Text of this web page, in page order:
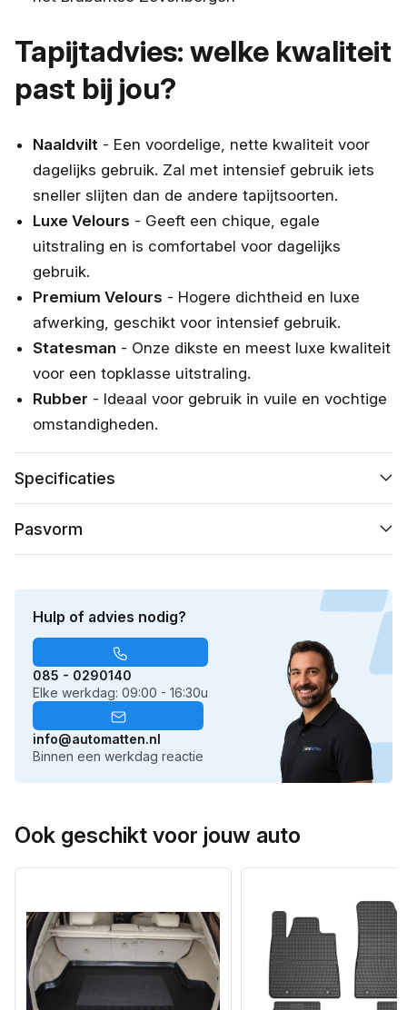
Tapijtadvies: welke kwaliteit
past bij jou?
Naaldvilt - Een voordelige, nette kwaliteit voor
dagelijks gebruik. Zal met intensief gebruik iets
sneller slijten dan de andere tapijtsoorten.
Luxe Velours - Geeft een chique, egale
uitstraling en is comfortabel voor dagelijks
gebruik.
Premium Velours - Hogere dichtheid en luxe
afwerking, geschikt voor intensief gebruik.
Statesman - Onze dikste en meest luxe kwaliteit
voor een topklasse uitstraling.
Rubber - Ideaal voor gebruik in vuile en vochtige
omstandigheden.
Specificaties
Pasvorm
Hulp of advies nodig?
085 - 0290140
Elke werkdag: 09:00 - 16:30u
info@automatten.nl
Binnen een werkdag reactie
Ook geschikt voor jouw auto